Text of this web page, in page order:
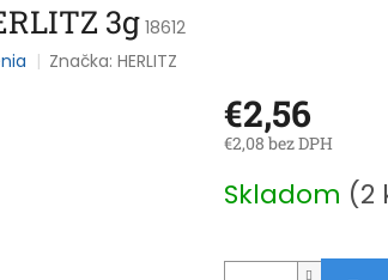
3g18612
Značka:HERLITZ
€2,56
€2,08 bez DPH
cena:
Skladom (2